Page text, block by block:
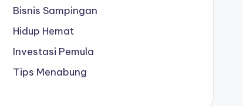
Bisnis Sampingan
Hidup Hemat
Investasi Pemula
Tips Menabung